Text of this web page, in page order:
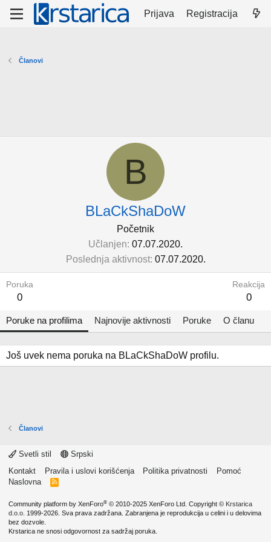
Prijava Registracija
Članovi
B
BLaCkShaDoW
Početnik
Učlanjen 07.07.2020.
Poslednja aktivnost 07.07.2020.
Poruka
0
Reakcija
0
Poruke na profilima Najnovije aktivnosti Poruke O članu
Još uvek nema poruka na BLaCkShaDoW profilu.
Članovi
Svetli stil
Srpski
Kontakt
Pravila i uslovi korišćenja Politika privatnosti
Pomoć
Naslovna
R
Community platform by XenForo® © 2010-2025 XenForo Ltd. Copyright © Krstarica
d.o.o. 1999-2026. Sva prava zadržana. Zabranjena je reprodukcija u celini i u delovima
bez dozvole.
Krstarica ne snosi odgovornost za sadržaj poruka.